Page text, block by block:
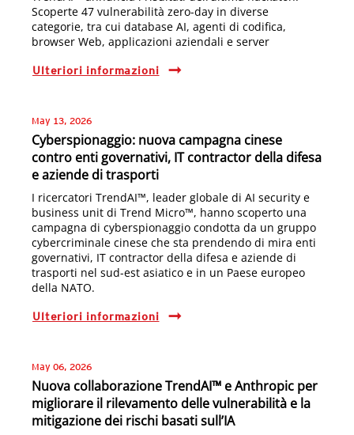
Scoperte 47 vulnerabilità zero-day in diverse
categorie, tra cui database AI, agenti di codifica,
browser Web, applicazioni aziendali e server
Ulteriori informazioni
May 13, 2026
Cyberspionaggio: nuova campagna cinese
contro enti governativi, IT contractor della difesa
e aziende di trasporti
I ricercatori TrendAI™, leader globale di AI security e
business unit di Trend Micro™, hanno scoperto una
campagna di cyberspionaggio condotta da un gruppo
cybercriminale cinese che sta prendendo di mira enti
governativi, IT contractor della difesa e aziende di
trasporti nel sud-est asiatico e in un Paese europeo
della NATO.
Ulteriori informazioni
May 06, 2026
Nuova collaborazione TrendAI™ e Anthropic per
migliorare il rilevamento delle vulnerabilità e la
mitigazione dei rischi basati sull’IA